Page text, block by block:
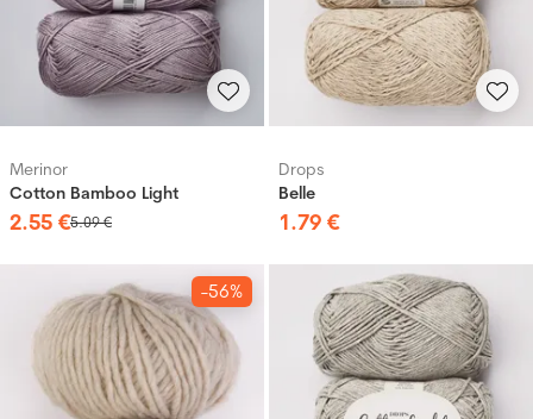
Merinor
Cotton Bamboo Light
2.55 €5.09€
Drops
Belle
1.79 €
-56%